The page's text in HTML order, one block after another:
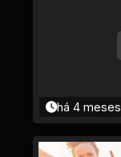
há 4 meses